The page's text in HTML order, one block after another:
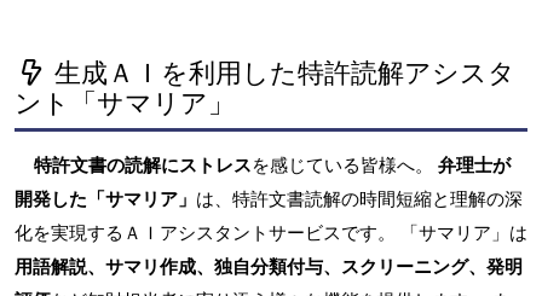
生成ＡＩを利用した特許読解アシスタ
ント「サマリア」
特許文書の読解にストレスを感じている皆様へ。 弁理士が
開発した「サマリア」 は、特許文書読解の時間短縮と理解の深
化を実現するＡＩアシスタントサービスです。 「サマリア」は
用語解説、サマリ作成、独自分類付与、スクリーニング、発明